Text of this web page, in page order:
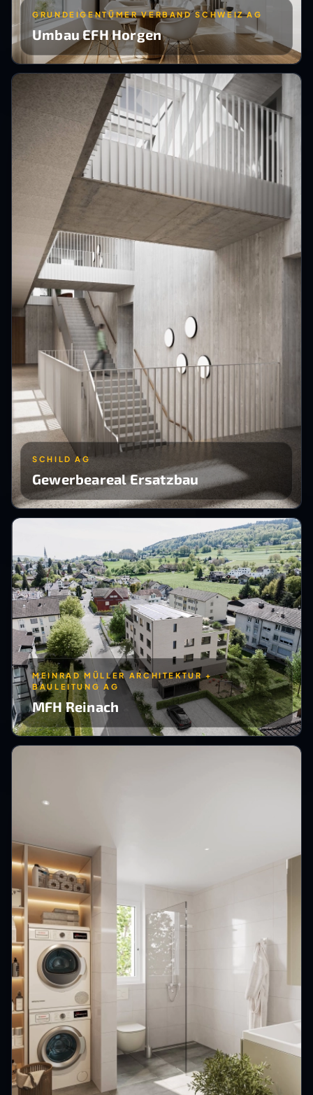
GRUNDEIGENTÜMER VERBAND SCHWEIZ AG
Umbau EFH Horgen
SCHILD AG
Gewerbeareal Ersatzbau
MEINRAD MÜLLER ARCHITEKTUR +
BAULEITUNG AG
MFH Reinach